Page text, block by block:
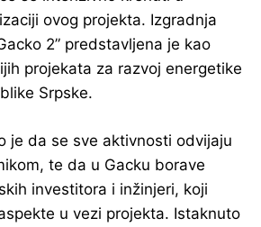
ovog projekta. Izgradnja
2” predstavljena je kao
projekata za razvoj energetike
Srpske.
je da se sve aktivnosti odvijaju
te da u Gacku borave
investitora i inžinjeri, koji
u vezi projekta. Istaknuto